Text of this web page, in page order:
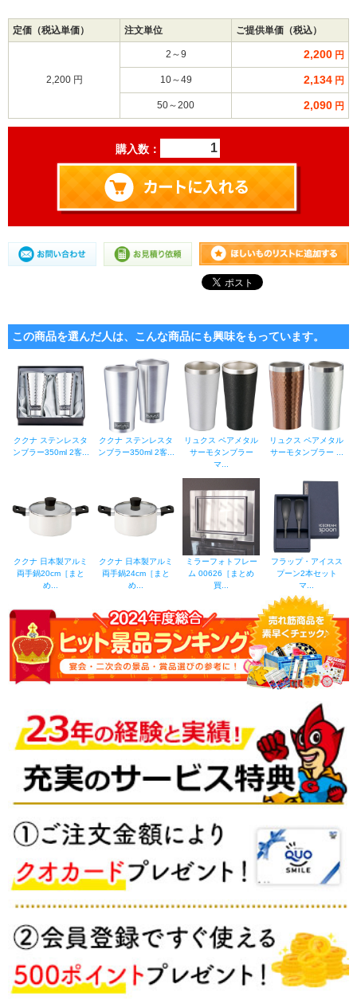
定価（税込単価） 注文単位 ご提供単価（税込）
2,200 円
2～9 2,200 円
10～49 2,134 円
50～200 2,090 円
購入数：
この商品を選んだ人は、こんな商品にも興味をもっています。
ククナ ステンレスタ
ンブラー350ml 2客...
ククナ ステンレスタ
ンブラー350ml 2客...
リュクス ペアメタル
サーモタンブラー
マ...
リュクス ペアメタル
サーモタンブラー ...
ククナ 日本製アルミ
両手鍋20cm［まと
め...
ククナ 日本製アルミ
両手鍋24cm［まと
め...
ミラーフォトフレー
ム 00626［まとめ
買...
フラップ・アイスス
プーン2本セット
マ...